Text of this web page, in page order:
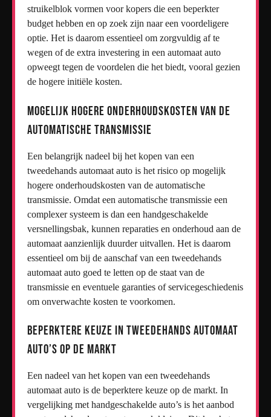
struikelblok vormen voor kopers die een beperkter
budget hebben en op zoek zijn naar een voordeligere
optie. Het is daarom essentieel om zorgvuldig af te
wegen of de extra investering in een automaat auto
opweegt tegen de voordelen die het biedt, vooral gezien
de hogere initiële kosten.
Mogelijk hogere onderhoudskosten van de
automatische transmissie
Een belangrijk nadeel bij het kopen van een
tweedehands automaat auto is het risico op mogelijk
hogere onderhoudskosten van de automatische
transmissie. Omdat een automatische transmissie een
complexer systeem is dan een handgeschakelde
versnellingsbak, kunnen reparaties en onderhoud aan de
automaat aanzienlijk duurder uitvallen. Het is daarom
essentieel om bij de aanschaf van een tweedehands
automaat auto goed te letten op de staat van de
transmissie en eventuele garanties of servicegeschiedenis
om onverwachte kosten te voorkomen.
Beperktere keuze in tweedehands automaat
auto’s op de markt
Een nadeel van het kopen van een tweedehands
automaat auto is de beperktere keuze op de markt. In
vergelijking met handgeschakelde auto’s is het aanbod